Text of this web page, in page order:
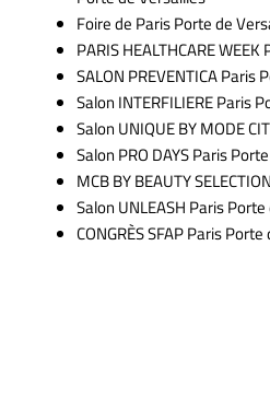
Foire de Paris Porte de
PARIS HEALTHCARE
SALON PREVENTICA Paris
Salon INTERFILIERE Paris
Salon UNIQUE BY MODE
Salon PRO DAYS Paris
MCB BY BEAUTY
Salon UNLEASH Paris
CONGRÈS SFAP Paris